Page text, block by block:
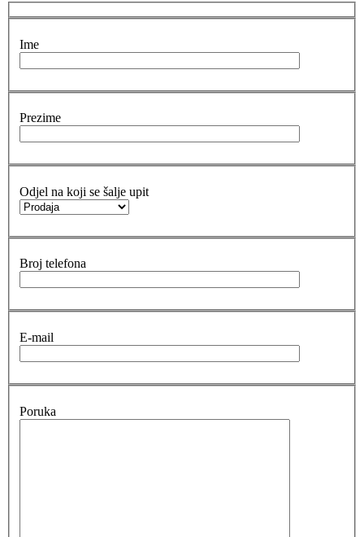
Ime
Prezime
Odjel na koji se šalje upit
Broj telefona
E-mail
Poruka